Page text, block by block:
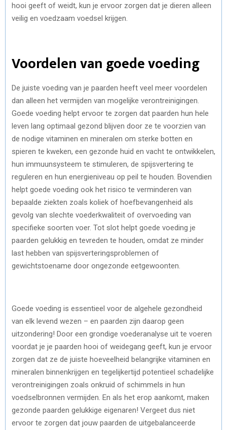
hooi geeft of weidt, kun je ervoor zorgen dat je dieren alleen
veilig en voedzaam voedsel krijgen.
Voordelen van goede voeding
De juiste voeding van je paarden heeft veel meer voordelen
dan alleen het vermijden van mogelijke verontreinigingen.
Goede voeding helpt ervoor te zorgen dat paarden hun hele
leven lang optimaal gezond blijven door ze te voorzien van
de nodige vitaminen en mineralen om sterke botten en
spieren te kweken, een gezonde huid en vacht te ontwikkelen,
hun immuunsysteem te stimuleren, de spijsvertering te
reguleren en hun energieniveau op peil te houden. Bovendien
helpt goede voeding ook het risico te verminderen van
bepaalde ziekten zoals koliek of hoefbevangenheid als
gevolg van slechte voederkwaliteit of overvoeding van
specifieke soorten voer. Tot slot helpt goede voeding je
paarden gelukkig en tevreden te houden, omdat ze minder
last hebben van spijsverteringsproblemen of
gewichtstoename door ongezonde eetgewoonten.
Goede voeding is essentieel voor de algehele gezondheid
van elk levend wezen – en paarden zijn daarop geen
uitzondering! Door een grondige voederanalyse uit te voeren
voordat je je paarden hooi of weidegang geeft, kun je ervoor
zorgen dat ze de juiste hoeveelheid belangrijke vitaminen en
mineralen binnenkrijgen en tegelijkertijd potentieel schadelijke
verontreinigingen zoals onkruid of schimmels in hun
voedselbronnen vermijden. En als het erop aankomt, maken
gezonde paarden gelukkige eigenaren! Vergeet dus niet
ervoor te zorgen dat jouw paarden de uitgebalanceerde